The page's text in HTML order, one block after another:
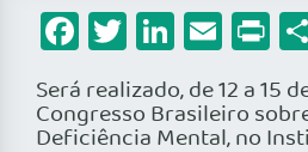
Facebook
Twitter
Será realizado, de 12 a 15
Congresso Brasileiro
Deficiência Mental, no